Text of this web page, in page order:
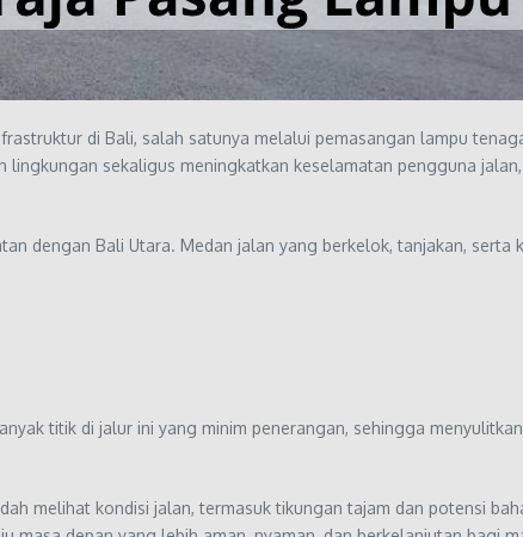
di Bali, salah satunya melalui pemasangan lampu
sekaligus meningkatkan keselamatan pengguna
dengan Bali Utara. Medan jalan yang berkelok, tanjakan, serta
titik di jalur ini yang minim penerangan, sehingga
melihat kondisi jalan, termasuk tikungan tajam dan potensi